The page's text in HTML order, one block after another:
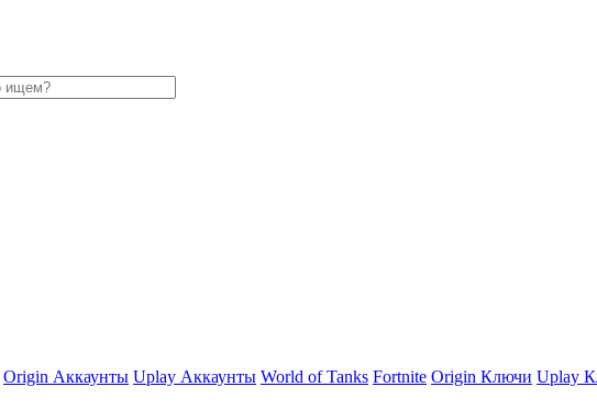
Origin Аккаунты Uplay Аккаунты World of Tanks Fortnite Origin Ключи Uplay